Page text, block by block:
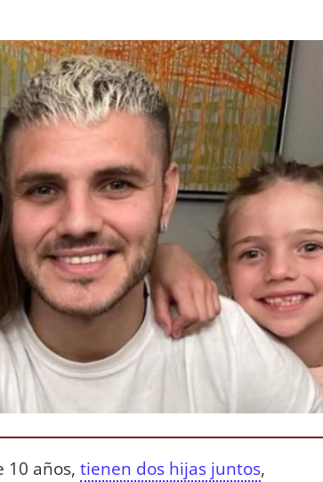
10 años, tienen dos hijas juntos,